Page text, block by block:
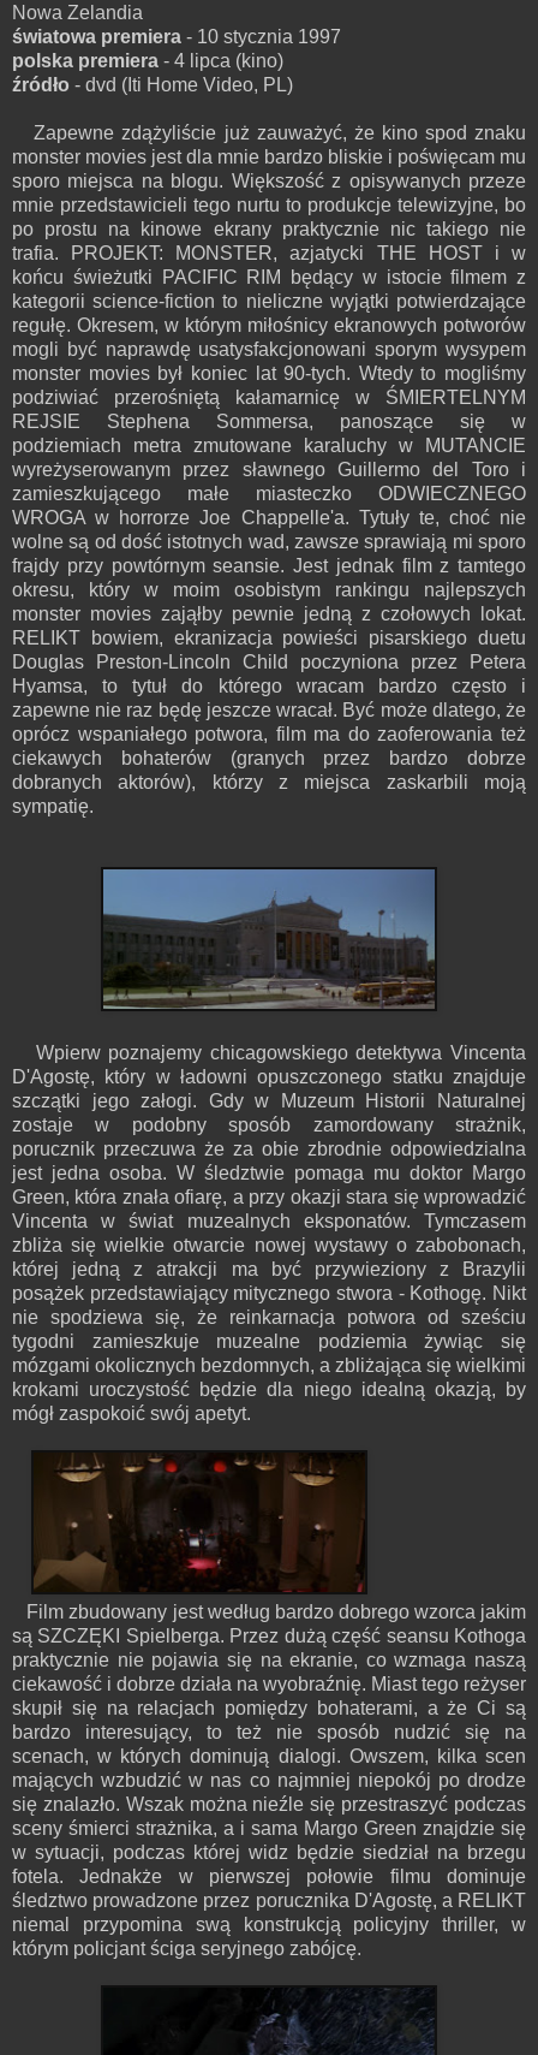
Nowa Zelandia
światowa premiera - 10 stycznia 1997
polska premiera - 4 lipca (kino)
źródło - dvd (Iti Home Video, PL)
Zapewne zdążyliście już zauważyć, że kino spod znaku
monster movies jest dla mnie bardzo bliskie i poświęcam mu
sporo miejsca na blogu. Większość z opisywanych przeze
mnie przedstawicieli tego nurtu to produkcje telewizyjne, bo
po prostu na kinowe ekrany praktycznie nic takiego nie
trafia. PROJEKT: MONSTER, azjatycki THE HOST i w
końcu świeżutki PACIFIC RIM będący w istocie filmem z
kategorii science-fiction to nieliczne wyjątki potwierdzające
regułę. Okresem, w którym miłośnicy ekranowych potworów
mogli być naprawdę usatysfakcjonowani sporym wysypem
monster movies był koniec lat 90-tych. Wtedy to mogliśmy
podziwiać przerośniętą kałamarnicę w ŚMIERTELNYM
REJSIE Stephena Sommersa, panoszące się w
podziemiach metra zmutowane karaluchy w MUTANCIE
wyreżyserowanym przez sławnego Guillermo del Toro i
zamieszkującego małe miasteczko ODWIECZNEGO
WROGA w horrorze Joe Chappelle'a. Tytuły te, choć nie
wolne są od dość istotnych wad, zawsze sprawiają mi sporo
frajdy przy powtórnym seansie. Jest jednak film z tamtego
okresu, który w moim osobistym rankingu najlepszych
monster movies zająłby pewnie jedną z czołowych lokat.
RELIKT bowiem, ekranizacja powieści pisarskiego duetu
Douglas Preston-Lincoln Child poczyniona przez Petera
Hyamsa, to tytuł do którego wracam bardzo często i
zapewne nie raz będę jeszcze wracał. Być może dlatego, że
oprócz wspaniałego potwora, film ma do zaoferowania też
ciekawych bohaterów (granych przez bardzo dobrze
dobranych aktorów), którzy z miejsca zaskarbili moją
sympatię.
Wpierw poznajemy chicagowskiego detektywa Vincenta
D'Agostę, który w ładowni opuszczonego statku znajduje
szczątki jego załogi. Gdy w Muzeum Historii Naturalnej
zostaje w podobny sposób zamordowany strażnik,
porucznik przeczuwa że za obie zbrodnie odpowiedzialna
jest jedna osoba. W śledztwie pomaga mu doktor Margo
Green, która znała ofiarę, a przy okazji stara się wprowadzić
Vincenta w świat muzealnych eksponatów. Tymczasem
zbliża się wielkie otwarcie nowej wystawy o zabobonach,
której jedną z atrakcji ma być przywieziony z Brazylii
posążek przedstawiający mitycznego stwora - Kothogę. Nikt
nie spodziewa się, że reinkarnacja potwora od sześciu
tygodni zamieszkuje muzealne podziemia żywiąc się
mózgami okolicznych bezdomnych, a zbliżająca się wielkimi
krokami uroczystość będzie dla niego idealną okazją, by
mógł zaspokoić swój apetyt.
Film zbudowany jest według bardzo dobrego wzorca jakim
są SZCZĘKI Spielberga. Przez dużą część seansu Kothoga
praktycznie nie pojawia się na ekranie, co wzmaga naszą
ciekawość i dobrze działa na wyobraźnię. Miast tego reżyser
skupił się na relacjach pomiędzy bohaterami, a że Ci są
bardzo interesujący, to też nie sposób nudzić się na
scenach, w których dominują dialogi. Owszem, kilka scen
mających wzbudzić w nas co najmniej niepokój po drodze
się znalazło. Wszak można nieźle się przestraszyć podczas
sceny śmierci strażnika, a i sama Margo Green znajdzie się
w sytuacji, podczas której widz będzie siedział na brzegu
fotela. Jednakże w pierwszej połowie filmu dominuje
śledztwo prowadzone przez porucznika D'Agostę, a RELIKT
niemal przypomina swą konstrukcją policyjny thriller, w
którym policjant ściga seryjnego zabójcę.